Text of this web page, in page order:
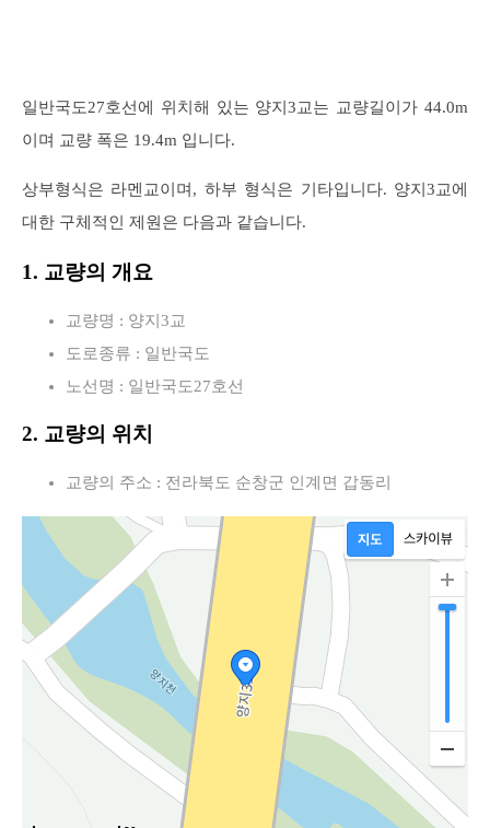
일반국도27호선에 위치해 있는 양지3교는 교량길이가 44.0m
이며 교량 폭은 19.4m 입니다.
상부형식은 라멘교이며, 하부 형식은 기타입니다. 양지3교에
대한 구체적인 제원은 다음과 같습니다.
1. 교량의 개요
교량명 : 양지3교
도로종류 : 일반국도
노선명 : 일반국도27호선
2. 교량의 위치
교량의 주소 : 전라북도 순창군 인계면 갑동리